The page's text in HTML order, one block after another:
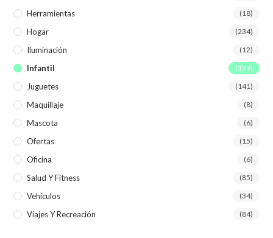
Herramientas (18)
Hogar (234)
Iluminación (12)
Infantil (179)
Juguetes (141)
Maquillaje (8)
Mascota (6)
Ofertas (15)
Oficina (6)
Salud Y Fitness (85)
Vehículos (34)
Viajes Y Recreación (84)